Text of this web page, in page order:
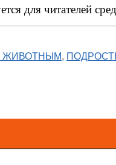
для читателей
ЖИВОТНЫМ,